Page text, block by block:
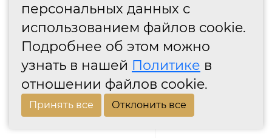
персональных данных с
использованием файлов cookie.
Подробнее об этом можно
узнать в нашей Политике в
отношении файлов cookie.
Принять все Отклонить все